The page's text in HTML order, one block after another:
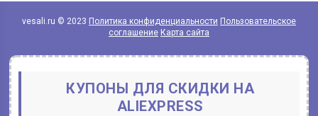
vesali.ru © 2023 Политика конфиденциальности Пользовательское
соглашение Карта сайта
КУПОНЫ ДЛЯ СКИДКИ НА
ALIEXPRESS